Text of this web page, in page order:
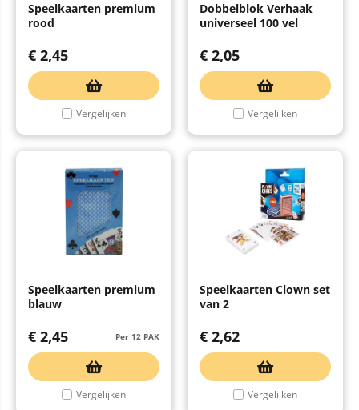
Speelkaarten premium
rood
€ 2,45
Vergelijken
Dobbelblok Verhaak
universeel 100 vel
€ 2,05
Vergelijken
Speelkaarten premium
blauw
Per 12 PAK
€ 2,45
Vergelijken
Speelkaarten Clown set
van 2
€ 2,62
Vergelijken